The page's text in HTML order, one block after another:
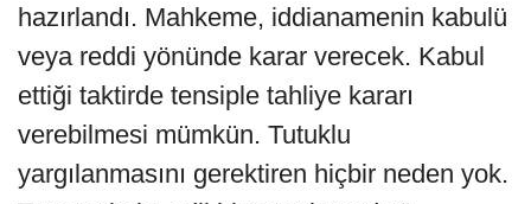
hazırlandı. Mahkeme, iddianamenin kabulü
veya reddi yönünde karar verecek. Kabul
ettiği taktirde tensiple tahliye kararı
verebilmesi mümkün. Tutuklu
yargılanmasını gerektiren hiçbir neden yok.